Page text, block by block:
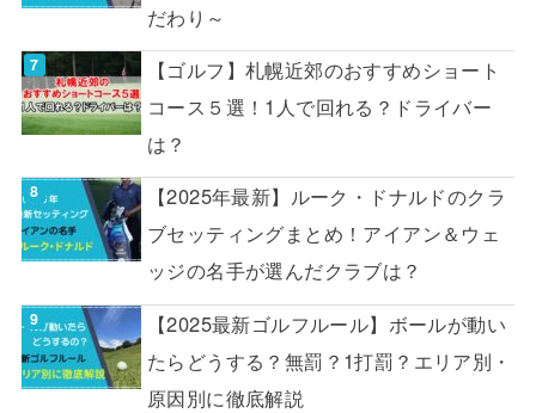
だわり～
【ゴルフ】札幌近郊のおすすめショート
コース５選！1人で回れる？ドライバー
は？
【2025年最新】ルーク・ドナルドのクラ
ブセッティングまとめ！アイアン＆ウェ
ッジの名手が選んだクラブは？
【2025最新ゴルフルール】ボールが動い
たらどうする？無罰？1打罰？エリア別・
原因別に徹底解説